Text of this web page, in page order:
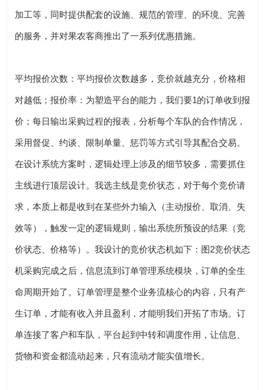
加工等，同时提供配套的设施、规范的管理、的环境、完善
的服务，并对果农客商推出了一系列优惠措施。
平均报价次数：平均报价次数越多，竞价就越充分，价格相
对越低；报价率：为塑造平台的能力，我们要1的订单收到报
价；每日输出采购过程的报表，分析每个车队的合作情况，
采用督促、约谈、限制单量、惩罚等方式引导其配合交易。
在设计系统方案时，逻辑处理上涉及的细节较多，需要抓住
主线进行顶层设计。我选主线是竞价状态，对于每个竞价请
求，本质上都是收到在某些外力输入（主动报价、取消、失
效等），触发一定的逻辑规则，输出系统所预设的结果（竞
价状态、价格等）。我设计的竞价状态机如下：图2竞价状态
机采购完成之后，信息流到订单管理系统模块，订单的全生
命周期开始了。订单管理是整个业务流核心的内容，只有产
生订单，才能有收入并且盈利，才能明我们开拓了市场。订
单连接了客户和车队，平台起到中转和调度作用，让信息、
货物和资金都流动起来，只有流动才能实值增长。